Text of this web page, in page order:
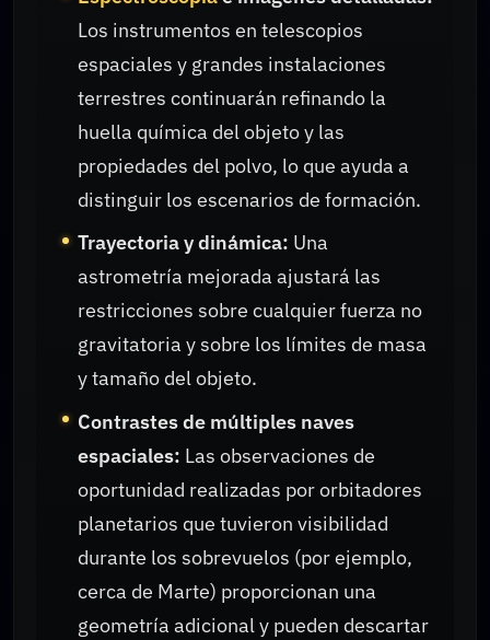
Los instrumentos en telescopios
espaciales y grandes instalaciones
terrestres continuarán refinando la
huella química del objeto y las
propiedades del polvo, lo que ayuda a
distinguir los escenarios de formación.
Trayectoria y dinámica: Una
astrometría mejorada ajustará las
restricciones sobre cualquier fuerza no
gravitatoria y sobre los límites de masa
y tamaño del objeto.
Contrastes de múltiples naves
espaciales: Las observaciones de
oportunidad realizadas por orbitadores
planetarios que tuvieron visibilidad
durante los sobrevuelos (por ejemplo,
cerca de Marte) proporcionan una
geometría adicional y pueden descartar